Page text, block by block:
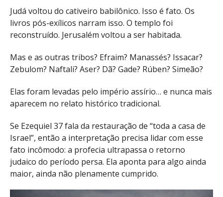
Judá voltou do cativeiro babilônico. Isso é fato. Os
livros pós-exílicos narram isso. O templo foi
reconstruído. Jerusalém voltou a ser habitada.
Mas e as outras tribos? Efraim? Manassés? Issacar?
Zebulom? Naftali? Aser? Dã? Gade? Rúben? Simeão?
Elas foram levadas pelo império assírio… e nunca mais
aparecem no relato histórico tradicional.
Se Ezequiel 37 fala da restauração de “toda a casa de
Israel”, então a interpretação precisa lidar com esse
fato incômodo: a profecia ultrapassa o retorno
judaico do período persa. Ela aponta para algo ainda
maior, ainda não plenamente cumprido.